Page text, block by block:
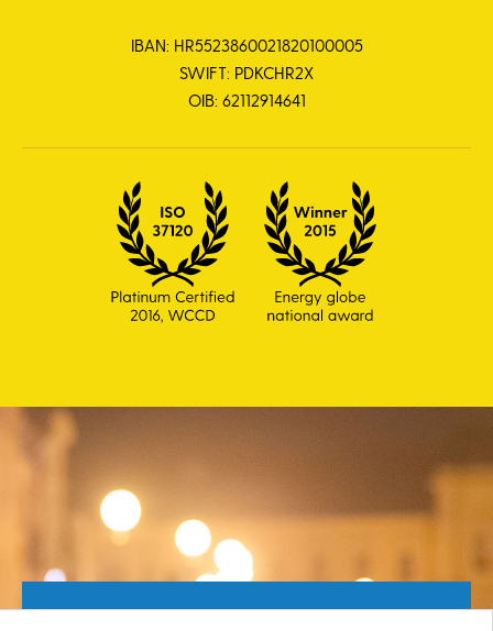
IBAN: HR5523860021820100005
SWIFT: PDKCHR2X
OIB: 62112914641